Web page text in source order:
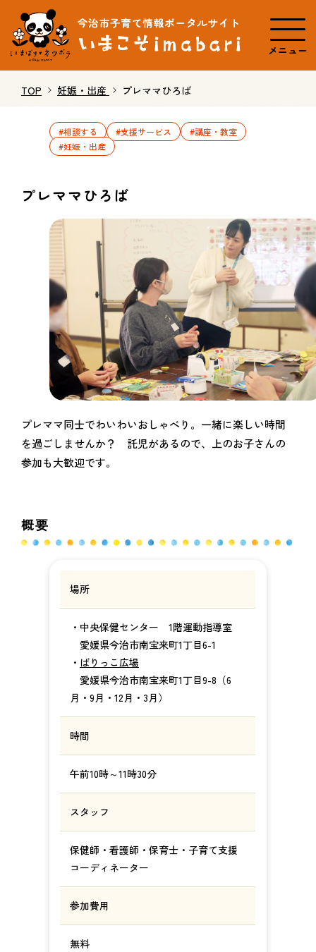
メニュー
TOP 妊娠・出産 プレママひろば
#相談する #支援サービス
#講座・教室
#妊娠・出産
プレママひろば
プレママ同士でわいわいおしゃべり。一緒に楽しい時間
を過ごしませんか？ 託児があるので、上のお子さんの
参加も大歓迎です。
概要
場所
・中央保健センター 1階運動指導室
愛媛県今治市南宝来町1丁目6-1
・ ばりっこ広場
愛媛県今治市南宝来町1丁目9-8（6
月・9月・12月・3月）
時間
午前10時～11時30分
スタッフ
保健師・看護師・保育士・子育て支援
コーディネーター
参加費用
無料